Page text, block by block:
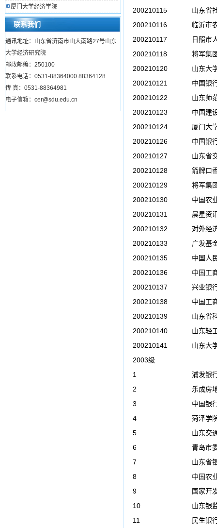
厦门大学经济学院
联系我们
通讯地址：山东省济南市山大南路27号山东
大学经济研究院
邮政邮编：250100
联系电话：0531-88364000 88364128
传 真：0531-88364981
电子信箱：cer@sdu.edu.cn
200210115
山东省
200210116
临沂市
200210117
日照市
200210118
将军集
200210120
山东大
200210121
中国银
200210122
山东师
200210123
中国建
200210124
厦门大
200210126
中国银
200210127
山东省
200210128
箭牌口
200210129
将军集
200210130
中国农
200210131
晨星资
200210132
对外经
200210133
广发基
200210135
中国人
200210136
中国工
200210137
兴业银
200210138
中国工
200210139
山东省
200210140
山东轻
200210141
山东大
2003级
1
浦发银
2
乐成房
3
中国银
4
菏泽学
5
山东交
6
青岛市
7
山东省
8
中国农
9
国家开
10
山东银
11
民生银